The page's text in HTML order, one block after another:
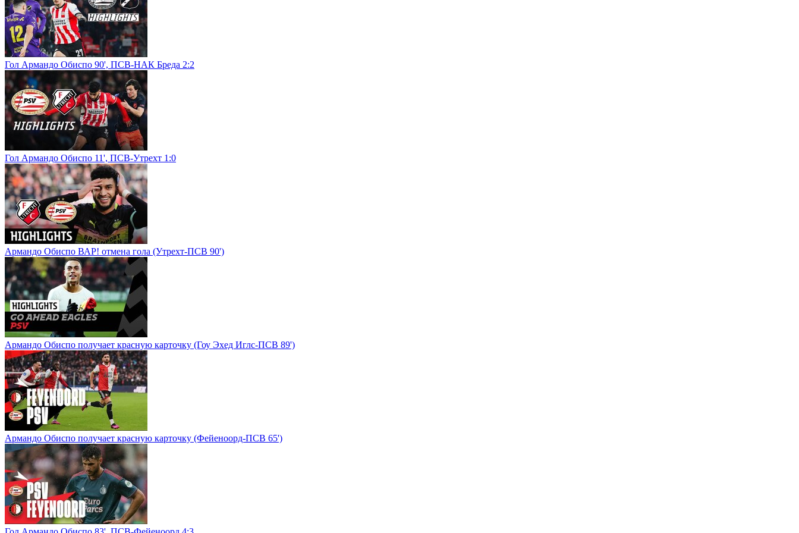
Гол Армандо Обиспо 90', ПСВ-НАК Бреда 2:2
Гол Армандо Обиспо 11', ПСВ-Утрехт 1:0
Армандо Обиспо ВАР! отмена гола (Утрехт-ПСВ 90')
Армандо Обиспо получает красную карточку (Гоу Эхед Иглс-ПСВ 89')
Армандо Обиспо получает красную карточку (Фейеноорд-ПСВ 65')